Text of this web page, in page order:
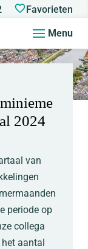
Favorieten
Menu
2024
van
periode op
collega
aantal